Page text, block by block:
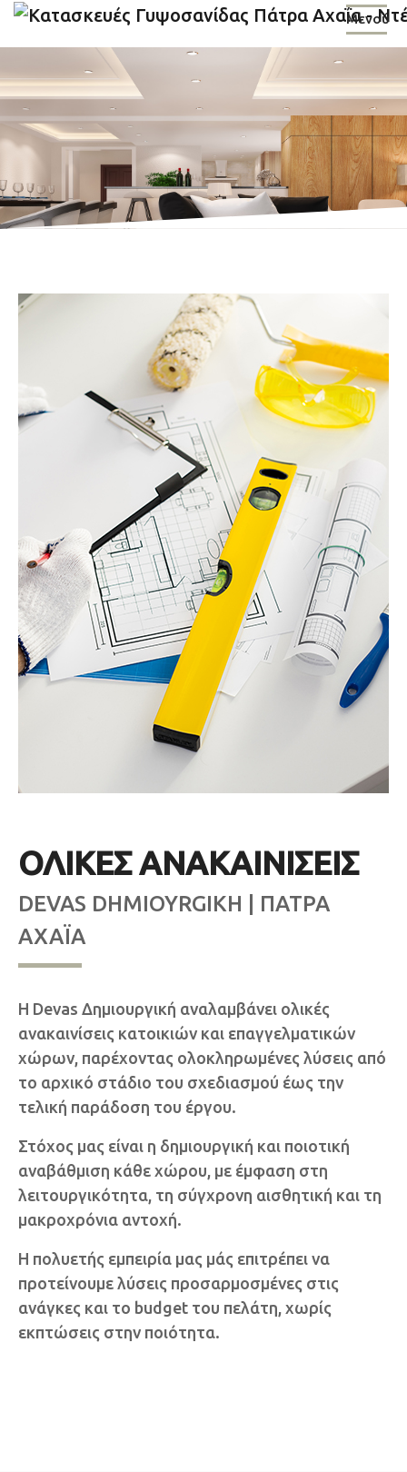
Μενού
ΟΛΙΚΕΣ ΑΝΑΚΑΙΝΙΣΕΙΣ
DEVAS DHMIOYRGIKH | ΠΑΤΡΑ
ΑΧΑΪΑ
Η Devas Δημιουργική αναλαμβάνει ολικές
ανακαινίσεις κατοικιών και επαγγελματικών
χώρων, παρέχοντας ολοκληρωμένες λύσεις από
το αρχικό στάδιο του σχεδιασμού έως την
τελική παράδοση του έργου.
Στόχος μας είναι η δημιουργική και ποιοτική
αναβάθμιση κάθε χώρου, με έμφαση στη
λειτουργικότητα, τη σύγχρονη αισθητική και τη
μακροχρόνια αντοχή.
Η πολυετής εμπειρία μας μάς επιτρέπει να
προτείνουμε λύσεις προσαρμοσμένες στις
ανάγκες και το budget του πελάτη, χωρίς
εκπτώσεις στην ποιότητα.